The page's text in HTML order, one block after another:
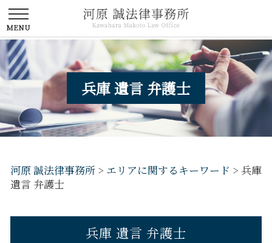
兵庫 遺言 弁護士
河原 誠法律事務所 > エリアに関するキーワード > 兵庫
遺言 弁護士
兵庫 遺言 弁護士